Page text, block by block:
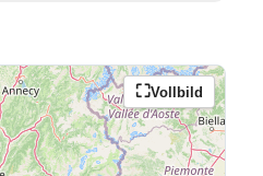
Vollbild